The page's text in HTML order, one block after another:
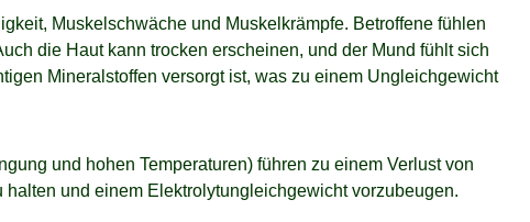
Muskelschwäche und Muskelkrämpfe. Betroffene fühlen
die Haut kann trocken erscheinen, und der Mund fühlt sich
Mineralstoffen versorgt ist, was zu einem Ungleichgewicht
und hohen Temperaturen) führen zu einem Verlust von
und einem Elektrolytungleichgewicht vorzubeugen.